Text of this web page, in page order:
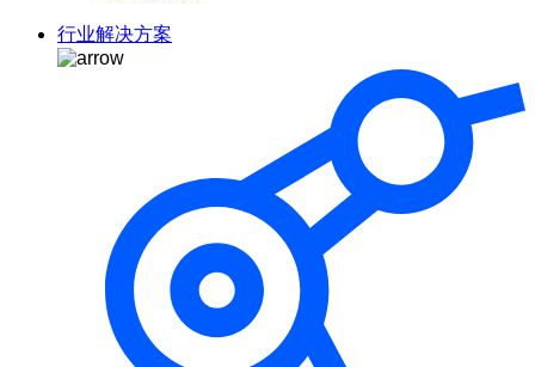
行业解决方案